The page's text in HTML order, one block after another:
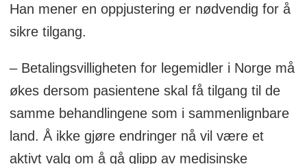
Han mener en oppjustering er nødvendig for å
sikre tilgang.
– Betalingsvilligheten for legemidler i Norge må
økes dersom pasientene skal få tilgang til de
samme behandlingene som i sammenlignbare
land. Å ikke gjøre endringer nå vil være et
aktivt valg om å gå glipp av medisinske